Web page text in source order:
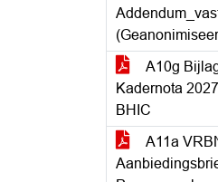
A10g
Kadernota
BHIC
A11a